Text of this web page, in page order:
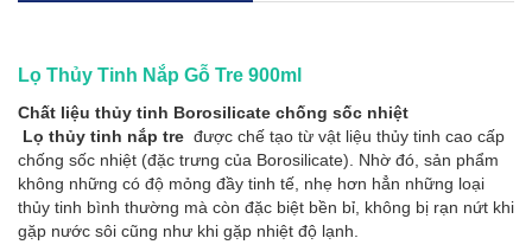
Lọ Thủy Tinh Nắp Gỗ Tre 900ml
Chất liệu thủy tinh Borosilicate chống sốc nhiệt
Lọ thủy tinh nắp tre được chế tạo từ vật liệu thủy tinh cao cấp
chống sốc nhiệt (đặc trưng của Borosilicate). Nhờ đó, sản phẩm
không những có độ mỏng đầy tinh tế, nhẹ hơn hẳn những loại
thủy tinh bình thường mà còn đặc biệt bền bỉ, không bị rạn nứt khi
gặp nước sôi cũng như khi gặp nhiệt độ lạnh.